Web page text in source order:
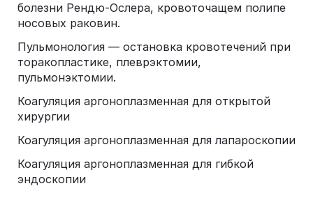
болезни Рендю-Ослера, кровоточащем полипе
носовых раковин.
Пульмонология — остановка кровотечений при
торакопластике, плеврэктомии,
пульмонэктомии.
Коагуляция аргоноплазменная для открытой
хирургии
Коагуляция аргоноплазменная для лапароскопии
Коагуляция аргоноплазменная для гибкой
эндоскопии